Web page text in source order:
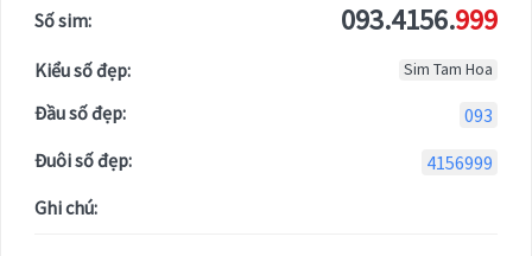
Số sim: 093.4156.999
Kiểu số đẹp: Sim Tam Hoa
Đầu số đẹp:
093
Đuôi số đẹp:
4156999
Ghi chú: